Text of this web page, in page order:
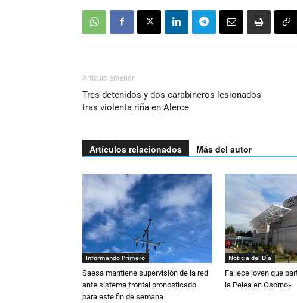
Artículo anterior
Tres detenidos y dos carabineros lesionados
tras violenta riña en Alerce
Artículos relacionados Más del autor
Informando Primero
Saesa mantiene supervisión de la red
ante sistema frontal pronosticado
para este fin de semana
Noticia del Día
Fallece joven que
la Pelea en Osorno»